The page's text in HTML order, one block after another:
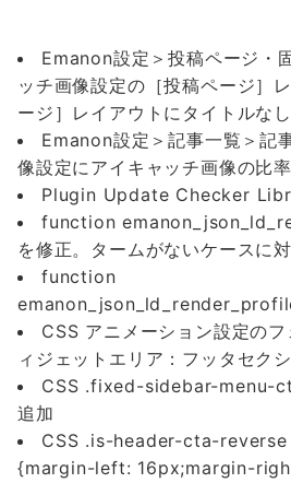
Emanon設定＞投稿ページ・
ッチ画像設定の［投稿ページ］
ージ］レイアウトにタイトルな
Emanon設定＞記事一覧＞記
像設定にアイキャッチ画像の比
Plugin Update Checker
function
を修正。タームがないケースに
function
CSS アニメーション設定の
ィジェットエリア：フッタセク
CSS .fixed-sidebar-menu-
追加
CSS .is-header-cta-
{margin-left: 16px;margin-